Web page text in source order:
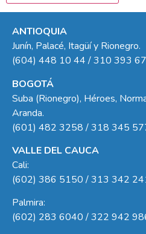
ANTIOQUIA
Junín, Palacé, Itagüí y Rionegro.
(604) 448 10 44 / 310 393
BOGOTÁ
Suba (Rionegro), Héroes,
Aranda.
(601) 482 3258 / 318 345
VALLE DEL CAUCA
Cali:
(602) 386 5150 / 313 342
Palmira:
(602) 283 6040 / 322 942